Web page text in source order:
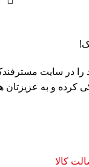
و به عزیزتان
کالا